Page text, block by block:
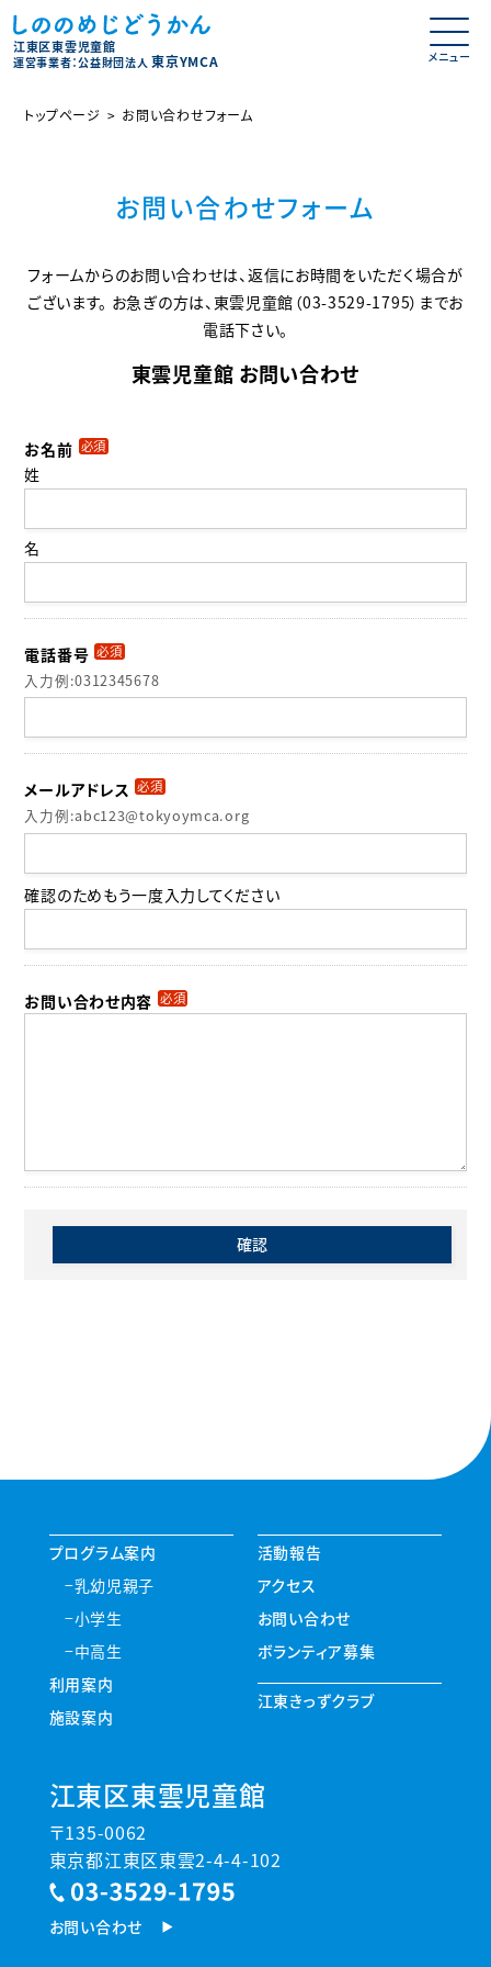
江東区東雲児童館
運営事業者：公益財団法人東京YMCA
トップページ お問い合わせフォーム
お問い合わせフォーム
フォームからのお問い合わせは、返信にお時間をいただく場合が
ございます。 お急ぎの方は、東雲児童館（03-3529-1795）までお
電話下さい。
東雲児童館 お問い合わせ
お名前 必須
姓
名
電話番号 必須
入力例:0312345678
メールアドレス 必須
入力例:abc123@tokyoymca.org
確認のためもう一度入力してください
お問い合わせ内容 必須
プログラム案内
乳幼児親子
小学生
中高生
利用案内
施設案内
活動報告
アクセス
お問い合わせ
ボランティア募集
江東きっずクラブ
江東区東雲児童館
〒135-0062
東京都江東区東雲2-4-4-102
お問い合わせ